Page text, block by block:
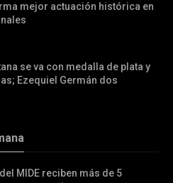
mejor actuación histórica en
se va con medalla de plata y
Ezequiel Germán dos
MIDE reciben más de 5